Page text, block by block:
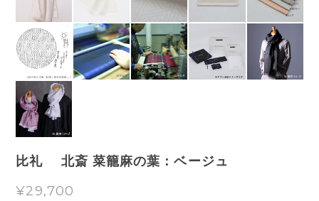
比礼 北斎 菜籠麻の葉：ベージュ
¥29,700